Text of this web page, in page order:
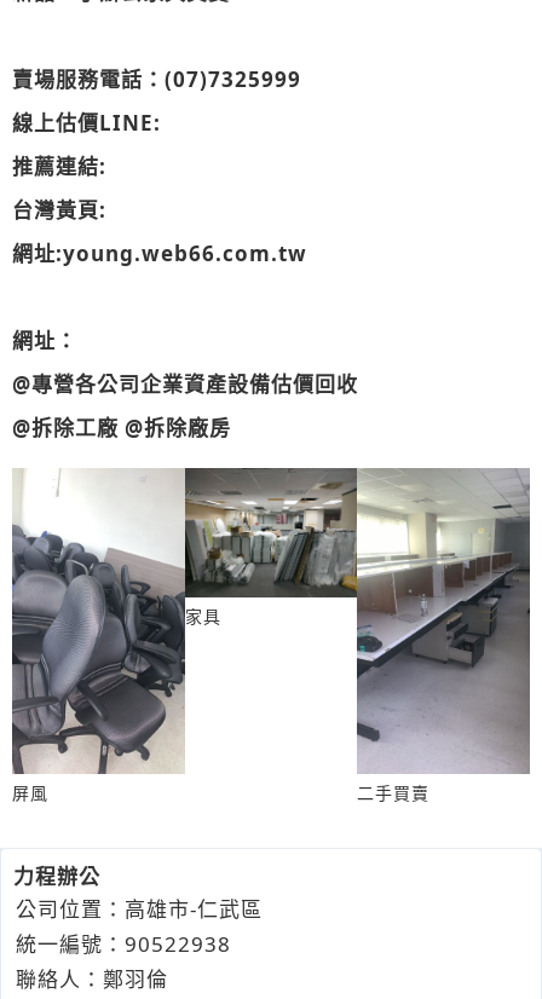
賣場服務電話：(07)7325999
線上估價LINE:
推薦連結:
台灣黃頁:
網址:young.web66.com.tw
網址：
@專營各公司企業資產設備估價回收
@拆除工廠 @拆除廠房
屏風
家具
二手買賣
力程辦公
公司位置：高雄市-仁武區
統一編號：90522938
聯絡人：鄭羽倫